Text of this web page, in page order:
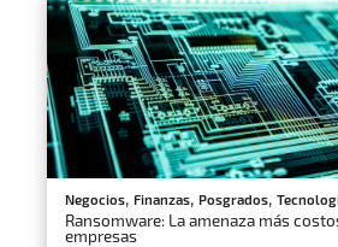
Negocios, Finanzas, Posgrados,
Ransomware: La amenaza más
empresas